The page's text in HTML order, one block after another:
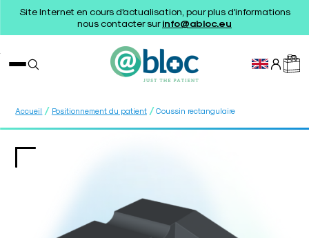
Site Internet en cours d'actualisation, pour plus d'informations
nous contacter surinfo@abloc.eu
Accueil / Positionnement du patient / Coussin rectangulaire